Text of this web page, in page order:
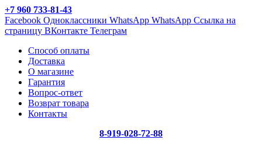
+7 960 733-81-43
Facebook Одноклассники WhatsApp WhatsApp Ссылка на
страницу ВКонтакте Телеграм
Способ оплаты
Доставка
О магазине
Гарантия
Вопрос-ответ
Возврат товара
Контакты
8-919-028-72-88